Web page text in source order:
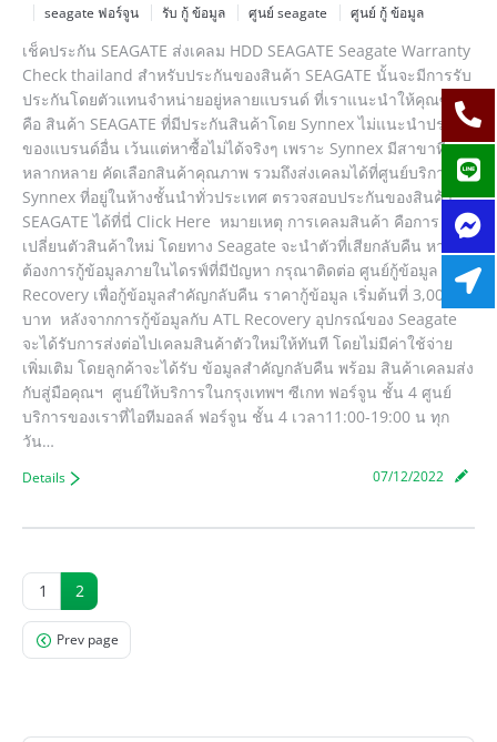
seagate ฟอร์จูน
รับ กู้ ข้อมูล ศูนย์ seagate ศูนย์ กู้ ข้อมูล
เช็คประกัน SEAGATE ส่งเคลม HDD SEAGATE Seagate Warranty
Check thailand สำหรับประกันของสินค้า SEAGATE นั้นจะมีการรับ
ประกันโดยตัวแทนจำหน่ายอยู่หลายแบรนด์ ที่เราแนะนำให้คุณซื้อ
คือ สินค้า SEAGATE ที่มีประกันสินค้าโดย Synnex ไม่แนะนำประกัน
ของแบรนด์อื่น เว้นแต่หาซื้อไม่ได้จริงๆ เพราะ Synnex มีสาขาที่
หลากหลาย คัดเลือกสินค้าคุณภาพ รวมถึงส่งเคลมได้ที่ศูนย์บริการ
Synnex ที่อยู่ในห้างชั้นนำทั่วประเทศ ตรวจสอบประกันของสินค้า
SEAGATE ได้ที่นี่ Click Here หมายเหตุ การเคลมสินค้า คือการ
เปลี่ยนตัวสินค้าใหม่ โดยทาง Seagate จะนำตัวที่เสียกลับคืน หาก
ต้องการกู้ข้อมูลภายในไดรฟ์ที่มีปัญหา กรุณาติดต่อ ศูนย์กู้ข้อมูล ATL
Recovery เพื่อกู้ข้อมูลสำคัญกลับคืน ราคากู้ข้อมูล เริ่มต้นที่ 3,000
บาท หลังจากการกู้ข้อมูลกับ ATL Recovery อุปกรณ์ของ Seagate
จะได้รับการส่งต่อไปเคลมสินค้าตัวใหม่ให้ทันที โดยไม่มีค่าใช้จ่าย
เพิ่มเติม โดยลูกค้าจะได้รับ ข้อมูลสำคัญกลับคืน พร้อม สินค้าเคลมส่ง
กับสู่มือคุณฯ ศูนย์ให้บริการในกรุงเทพฯ ซีเกท ฟอร์จูน ชั้น 4 ศูนย์
บริการของเราที่ไอทีมอลล์ ฟอร์จูน ชั้น 4 เวลา11:00-19:00 น ทุก
วัน…
07/12/2022
Details
1 2
Prev page